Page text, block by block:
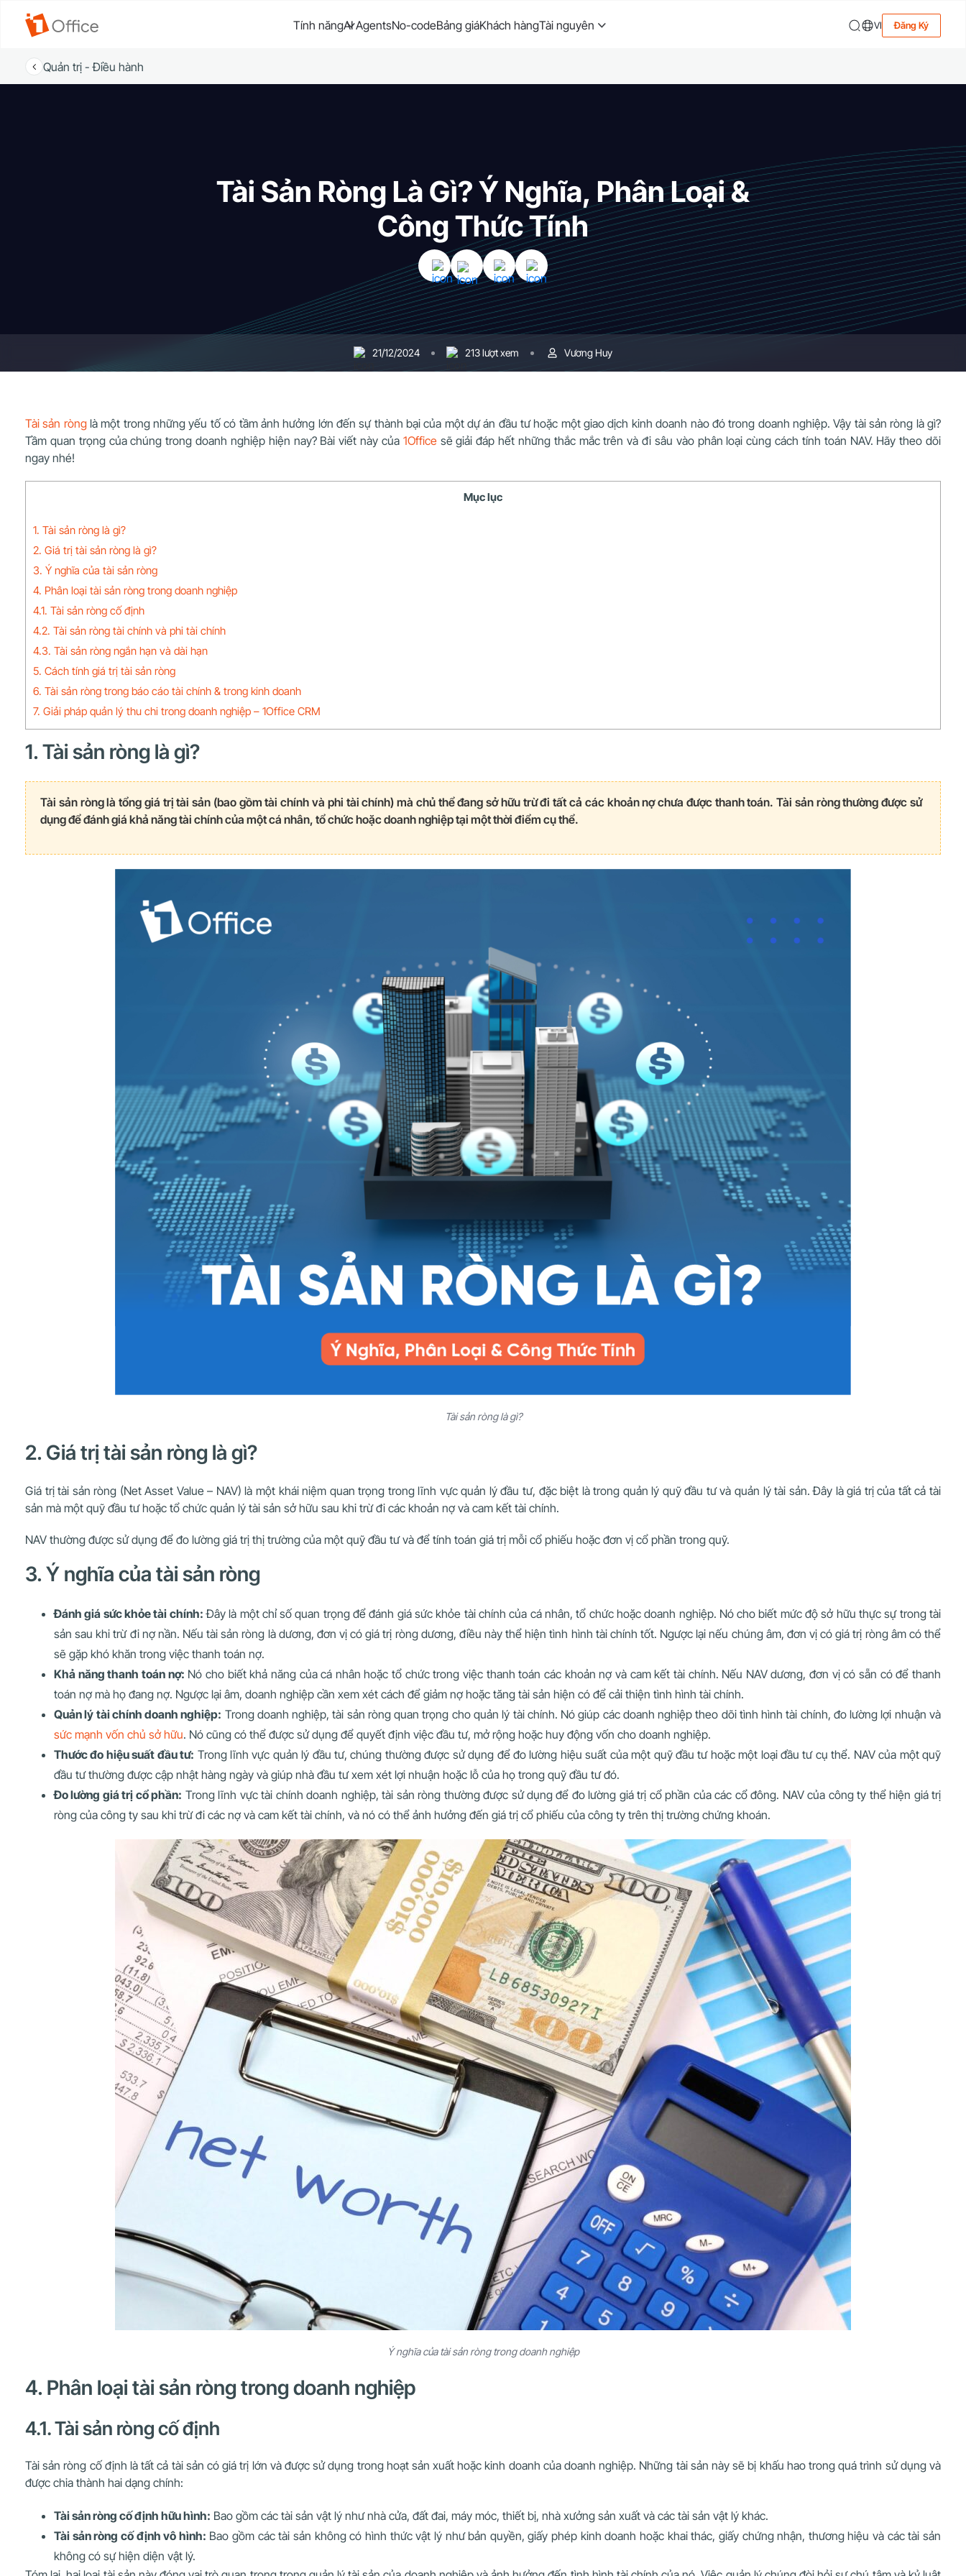
Tính năngAI AgentsNo-codeBảng giáKhách hàngTài nguyên VI Đăng Ký
Quản trị - Điều hành
Tài Sản Ròng Là Gì? Ý Nghĩa, Phân Loại &
Công Thức Tính
21/12/2024 213 lượt xem Vương Huy
Tài sản rònglà một trong những yếu tố có tầm ảnh hưởng lớn đến sự thành bại của một dự án đầu tư hoặc một giao dịch kinh doanh nào đó trong doanh nghiệp. Vậy tài sản ròng là gì?
Tầm quan trọng của chúng trong doanh nghiệp hiện nay? Bài viết này của 1Officesẽ giải đáp hết những thắc mắc trên và đi sâu vào phân loại cùng cách tính toán NAV. Hãy theo dõi
ngay nhé!
Mục lục
1. Tài sản ròng là gì?
2. Giá trị tài sản ròng là gì?
3. Ý nghĩa của tài sản ròng
4. Phân loại tài sản ròng trong doanh nghiệp
4.1. Tài sản ròng cố định
4.2. Tài sản ròng tài chính và phi tài chính
4.3. Tài sản ròng ngắn hạn và dài hạn
5. Cách tính giá trị tài sản ròng
6. Tài sản ròng trong báo cáo tài chính & trong kinh doanh
7. Giải pháp quản lý thu chi trong doanh nghiệp – 1Office CRM
1. Tài sản ròng là gì?
Tài sản ròng là tổng giá trị tài sản (bao gồm tài chính và phi tài chính) mà chủ thể đang sở hữu trừ đi tất cả các khoản nợ chưa được thanh toán. Tài sản ròng thường được sử
dụng để đánh giá khả năng tài chính của một cá nhân, tổ chức hoặc doanh nghiệp tại một thời điểm cụ thể.
Tài sản ròng là gì?
2. Giá trị tài sản ròng là gì?
Giá trị tài sản ròng (Net Asset Value – NAV) là một khái niệm quan trọng trong lĩnh vực quản lý đầu tư, đặc biệt là trong quản lý quỹ đầu tư và quản lý tài sản. Đây là giá trị của tất cả tài
sản mà một quỹ đầu tư hoặc tổ chức quản lý tài sản sở hữu sau khi trừ đi các khoản nợ và cam kết tài chính.
NAV thường được sử dụng để đo lường giá trị thị trường của một quỹ đầu tư và để tính toán giá trị mỗi cổ phiếu hoặc đơn vị cổ phần trong quỹ.
3. Ý nghĩa của tài sản ròng
Đánh giá sức khỏe tài chính: Đây là một chỉ số quan trọng để đánh giá sức khỏe tài chính của cá nhân, tổ chức hoặc doanh nghiệp. Nó cho biết mức độ sở hữu thực sự trong tài
sản sau khi trừ đi nợ nần. Nếu tài sản ròng là dương, đơn vị có giá trị ròng dương, điều này thể hiện tình hình tài chính tốt. Ngược lại nếu chúng âm, đơn vị có giá trị ròng âm có thể
sẽ gặp khó khăn trong việc thanh toán nợ.
Khả năng thanh toán nợ: Nó cho biết khả năng của cá nhân hoặc tổ chức trong việc thanh toán các khoản nợ và cam kết tài chính. Nếu NAV dương, đơn vị có sẵn có để thanh
toán nợ mà họ đang nợ. Ngược lại âm, doanh nghiệp cần xem xét cách để giảm nợ hoặc tăng tài sản hiện có để cải thiện tình hình tài chính.
Quản lý tài chính doanh nghiệp: Trong doanh nghiệp, tài sản ròng quan trọng cho quản lý tài chính. Nó giúp các doanh nghiệp theo dõi tình hình tài chính, đo lường lợi nhuận và
sức mạnh vốn chủ sở hữu. Nó cũng có thể được sử dụng để quyết định việc đầu tư, mở rộng hoặc huy động vốn cho doanh nghiệp.
Thước đo hiệu suất đầu tư: Trong lĩnh vực quản lý đầu tư, chúng thường được sử dụng để đo lường hiệu suất của một quỹ đầu tư hoặc một loại đầu tư cụ thể. NAV của một quỹ
đầu tư thường được cập nhật hàng ngày và giúp nhà đầu tư xem xét lợi nhuận hoặc lỗ của họ trong quỹ đầu tư đó.
Đo lường giá trị cổ phần: Trong lĩnh vực tài chính doanh nghiệp, tài sản ròng thường được sử dụng để đo lường giá trị cổ phần của các cổ đông. NAV của công ty thể hiện giá trị
ròng của công ty sau khi trừ đi các nợ và cam kết tài chính, và nó có thể ảnh hưởng đến giá trị cổ phiếu của công ty trên thị trường chứng khoán.
Ý nghĩa của tài sản ròng trong doanh nghiệp
4. Phân loại tài sản ròng trong doanh nghiệp
4.1. Tài sản ròng cố định
Tài sản ròng cố định là tất cả tài sản có giá trị lớn và được sử dụng trong hoạt sản xuất hoặc kinh doanh của doanh nghiệp. Những tài sản này sẽ bị khấu hao trong quá trình sử dụng và
được chia thành hai dạng chính:
Tài sản ròng cố định hữu hình: Bao gồm các tài sản vật lý như nhà cửa, đất đai, máy móc, thiết bị, nhà xưởng sản xuất và các tài sản vật lý khác.
Tài sản ròng cố định vô hình: Bao gồm các tài sản không có hình thức vật lý như bản quyền, giấy phép kinh doanh hoặc khai thác, giấy chứng nhận, thương hiệu và các tài sản
không có sự hiện diện vật lý.